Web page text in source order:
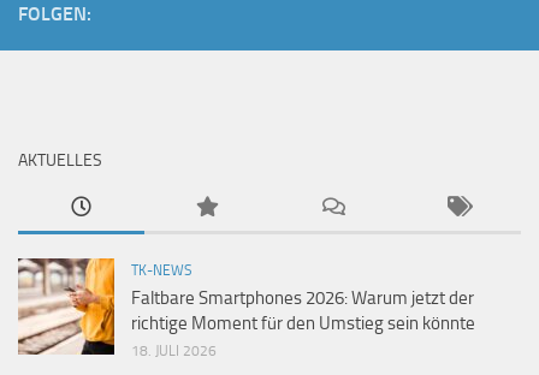
FOLGEN:
AKTUELLES
TK-NEWS
Faltbare Smartphones 2026: Warum jetzt der
richtige Moment für den Umstieg sein könnte
18. JULI 2026